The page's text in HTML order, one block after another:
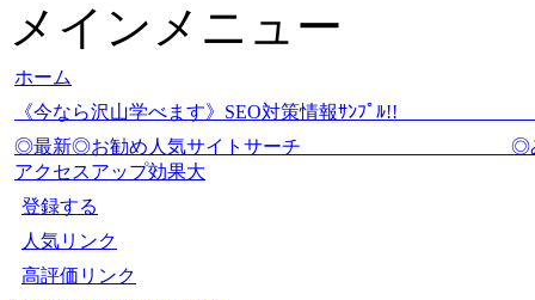
メインメニュー
ホーム
《今なら沢山学べます》SEO対策情報ｻﾝﾌ
◎最新◎お勧め人気サイトサ
アクセスアップ効果大
登録する
人気リンク
高評価リンク